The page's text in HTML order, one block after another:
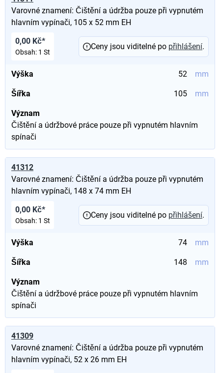
Varovné znamení: Čištění a údržba pouze při vypnutém
hlavním vypínači, 105 x 52 mm EH
Výška 52 mm
Šířka 105 mm
Význam
Čištění a údržbové práce pouze při vypnutém hlavním
spínači
0,00 Kč*
Obsah: 1 St
Ceny jsou viditelné po přihlášení.
41312
Varovné znamení: Čištění a údržba pouze při vypnutém
hlavním vypínači, 148 x 74 mm EH
Výška 74 mm
Šířka 148 mm
Význam
Čištění a údržbové práce pouze při vypnutém hlavním
spínači
0,00 Kč*
Obsah: 1 St
Ceny jsou viditelné po přihlášení.
41309
Varovné znamení: Čištění a údržba pouze při vypnutém
hlavním vypínači, 52 x 26 mm EH